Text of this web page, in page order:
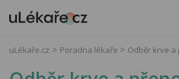
uLékaře.cz Poradna lékaře Odběr krve